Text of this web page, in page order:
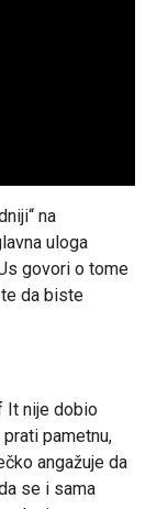
na
uloga
govori o tome
da biste
It nije dobio
pametnu,
angažuje da
se i sama